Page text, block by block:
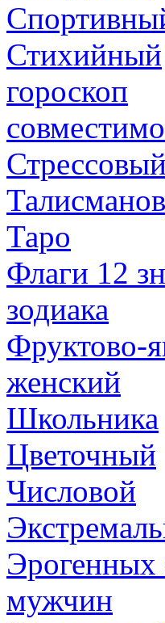
Стихийный
гороскоп
Стрессовый
Талисманов
Таро
Флаги 12
зодиака
Фруктово-
женский
Школьника
Цветочный
Числовой
Эрогенных
мужчин